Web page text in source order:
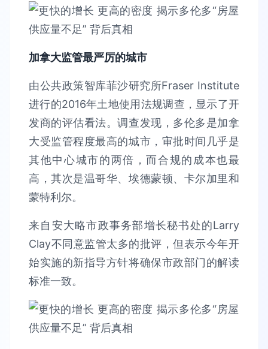
加拿大监管最严厉的城市
由公共政策智库菲沙研究所Fraser Institute
进行的2016年土地使用法规调查，显示了开
发商的评估看法。调查发现，多伦多是加拿
大受监管程度最高的城市，审批时间几乎是
其他中心城市的两倍，而合规的成本也最
高，其次是温哥华、埃德蒙顿、卡尔加里和
蒙特利尔。
来自安大略市政事务部增长秘书处的Larry
Clay不同意监管太多的批评，但表示今年开
始实施的新指导方针将确保市政部门的解读
标准一致。